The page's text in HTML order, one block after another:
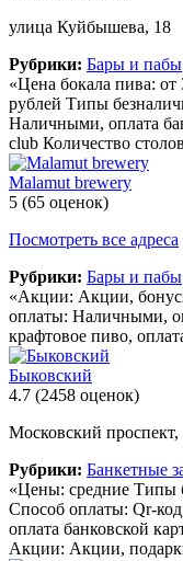
улица Куйбышева, 18
Рубрики: Бары и пабы
«Цена бокала пива:
рублей Типы
Наличными, оплата
club Количество
Malamut brewery
5 (65 оценок)
Посмотреть все адреса
Рубрики: Бары и пабы
«Акции: Акции,
оплаты: Наличными,
крафтовое пиво,
Быковский
4.7 (2458 оценок)
Московский
Рубрики: Банкетные
«Цены: средние Типы
Способ оплаты: Qr-
оплата банковской
Акции: Акции,